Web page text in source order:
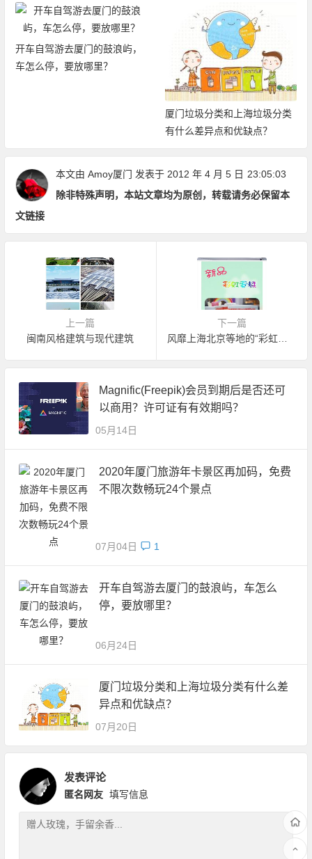
开车自驾游去厦门的鼓浪屿，
车怎么停，要放哪里？
厦门垃圾分类和上海垃圾分类
有什么差异点和优缺点？
本文由 Amoy厦门 发表于 2012 年 4 月 5 日 23:05:03
除非特殊声明，本站文章均为原创，转载请务必保留本
文链接
上一篇
闽南风格建筑与现代建筑
下一篇
风靡上海北京等地的“彩虹蛋糕”引进厦门咯!!
Magnific(Freepik)会员到期后是否还可
以商用？许可证有有效期吗？
05月14日
2020年厦门旅游年卡景区再加码，免费
不限次数畅玩24个景点
07月04日 1
开车自驾游去厦门的鼓浪屿，车怎么
停，要放哪里？
06月24日
厦门垃圾分类和上海垃圾分类有什么差
异点和优缺点？
07月20日
发表评论
匿名网友 填写信息